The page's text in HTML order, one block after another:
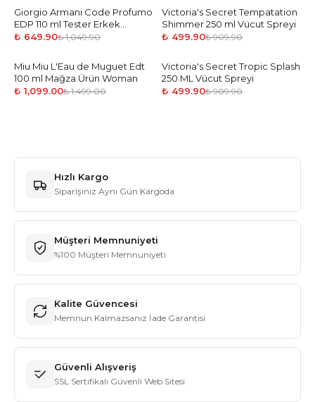
-38%
Giorgio Armani Code Profumo
EDP 110 ml Tester Erkek
Parfüm
₺ 649.90₺ 1,049.90
-45%
Victoria's Secret Tempatation
Shimmer 250 ml Vücut Spreyi
₺ 499.90₺ 909.90
-27%
Miu Miu L'Eau de Muguet Edt
100 ml Mağza Ürün Woman
₺ 1,099.00₺ 1,499.00
-45%
Victoria's Secret Tropic Splash
250 ML Vücut Spreyi
₺ 499.90₺ 909.90
Hızlı Kargo
Siparişiniz Aynı Gün Kargoda
Müşteri Memnuniyeti
%100 Müşteri Memnuniyeti
Kalite Güvencesi
Memnun Kalmazsanız İade Garantisi
Güvenli Alışveriş
SSL Sertifikalı Güvenli Web Sitesi